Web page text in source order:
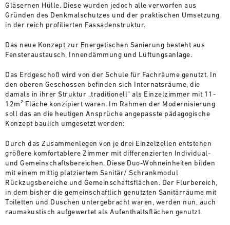
Gläsernen Hülle. Diese wurden jedoch alle verworfen aus
Gründen des Denkmalschutzes und der praktischen Umsetzung
in der reich profilierten Fassadenstruktur.
Das neue Konzept zur Energetischen Sanierung besteht aus
Fensteraustausch, Innendämmung und Lüftungsanlage.
Das Erdgeschoß wird von der Schule für Fachräume genutzt. In
den oberen Geschossen befinden sich Internatsräume, die
damals in ihrer Struktur „traditionell“ als Einzelzimmer mit 11-
12m² Fläche konzipiert waren. Im Rahmen der Modernisierung
soll das an die heutigen Ansprüche angepasste pädagogische
Konzept baulich umgesetzt werden:
Durch das Zusammenlegen von je drei Einzelzellen entstehen
größere komfortablere Zimmer mit differenzierten Individual-
und Gemeinschaftsbereichen. Diese Duo-Wohneinheiten bilden
mit einem mittig platziertem Sanitär/ Schrankmodul
Rückzugsbereiche und Gemeinschaftsflächen. Der Flurbereich,
in dem bisher die gemeinschaftlich genutzten Sanitärräume mit
Toiletten und Duschen untergebracht waren, werden nun, auch
raumakustisch aufgewertet als Aufenthaltsflächen genutzt.